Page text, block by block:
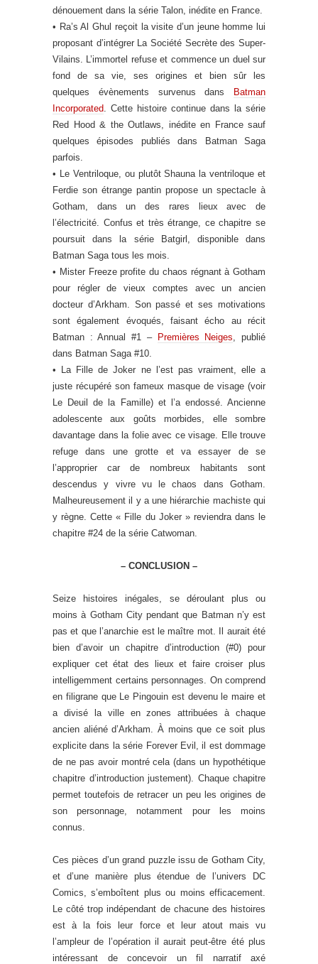
dénouement dans la série Talon, inédite en France.
• Ra’s Al Ghul reçoit la visite d’un jeune homme lui
proposant d’intégrer La Société Secrète des Super-
Vilains. L’immortel refuse et commence un duel sur
fond de sa vie, ses origines et bien sûr les
quelques évènements survenus dans Batman
Incorporated . Cette histoire continue dans la série
Red Hood & the Outlaws, inédite en France sauf
quelques épisodes publiés dans Batman Saga
parfois.
• Le Ventriloque, ou plutôt Shauna la ventriloque et
Ferdie son étrange pantin propose un spectacle à
Gotham, dans un des rares lieux avec de
l’électricité. Confus et très étrange, ce chapitre se
poursuit dans la série Batgirl, disponible dans
Batman Saga tous les mois.
• Mister Freeze profite du chaos régnant à Gotham
pour régler de vieux comptes avec un ancien
docteur d’Arkham. Son passé et ses motivations
sont également évoqués, faisant écho au récit
Batman : Annual #1 – Premières Neiges , publié
dans Batman Saga #10.
• La Fille de Joker ne l’est pas vraiment, elle a
juste récupéré son fameux masque de visage (voir
Le Deuil de la Famille) et l’a endossé. Ancienne
adolescente aux goûts morbides, elle sombre
davantage dans la folie avec ce visage. Elle trouve
refuge dans une grotte et va essayer de se
l’approprier car de nombreux habitants sont
descendus y vivre vu le chaos dans Gotham.
Malheureusement il y a une hiérarchie machiste qui
y règne. Cette « Fille du Joker » reviendra dans le
chapitre #24 de la série Catwoman.
– CONCLUSION –
Seize histoires inégales, se déroulant plus ou
moins à Gotham City pendant que Batman n’y est
pas et que l’anarchie est le maître mot. Il aurait été
bien d’avoir un chapitre d’introduction (#0) pour
expliquer cet état des lieux et faire croiser plus
intelligemment certains personnages. On comprend
en filigrane que Le Pingouin est devenu le maire et
a divisé la ville en zones attribuées à chaque
ancien aliéné d’Arkham. À moins que ce soit plus
explicite dans la série Forever Evil, il est dommage
de ne pas avoir montré cela (dans un hypothétique
chapitre d’introduction justement). Chaque chapitre
permet toutefois de retracer un peu les origines de
son personnage, notamment pour les moins
connus.
Ces pièces d’un grand puzzle issu de Gotham City,
et d’une manière plus étendue de l’univers DC
Comics, s’emboîtent plus ou moins efficacement.
Le côté trop indépendant de chacune des histoires
est à la fois leur force et leur atout mais vu
l’ampleur de l’opération il aurait peut-être été plus
intéressant de concevoir un fil narratif axé